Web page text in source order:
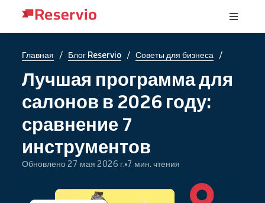
Главная / Блог Reservio / Советы для бизнеса /
Лучшая программа для
салонов в 2026 году:
сравнение 7
инструментов
Обновлено 27 мая 2026 г. 7 мин. чтения